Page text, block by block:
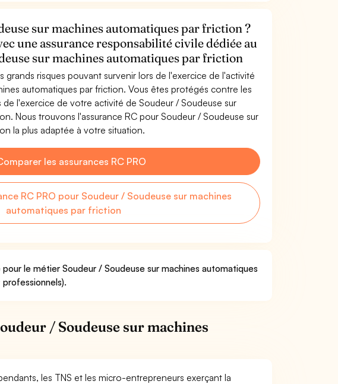
sur machines automatiques par friction ?
une assurance responsabilité civile dédiée au
sur machines automatiques par friction
risques pouvant survenir lors de l'exercice de l'activité
automatiques par friction. Vous êtes protégés contre les
l'exercice de votre activité de Soudeur / Soudeuse sur
Nous trouvons l'assurance RC pour Soudeur / Soudeuse sur
la plus adaptée à votre situation.
les assurances RC PRO
RC PRO pour Soudeur / Soudeuse sur machines
automatiques par friction
le métier Soudeur / Soudeuse sur machines automatiques
/ Soudeuse sur machines
les TNS et les micro-entrepreneurs exerçant la